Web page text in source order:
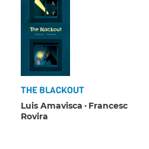
THE BLACKOUT
Luis Amavisca
Francesc
Rovira